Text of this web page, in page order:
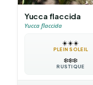
Yucca flaccida
Yucca flaccida
☀️☀️☀️
PLEIN SOLEIL
❄️❄️❄️
RUSTIQUE